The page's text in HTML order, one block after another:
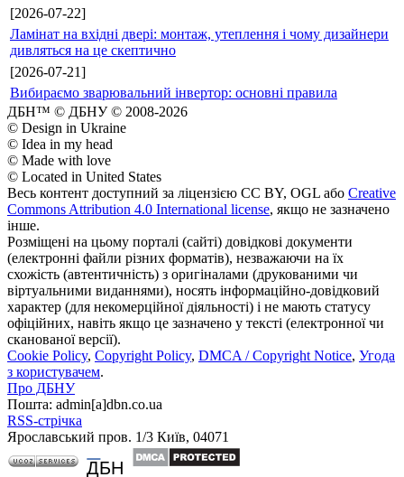
[2026-07-22]
Ламінат на вхідні двері: монтаж, утеплення і чому дизайнери
дивляться на це скептично
[2026-07-21]
Вибираємо зварювальний інвертор: основні правила
ДБН™ © ДБНУ © 2008-2026
© Design in Ukraine
© Idea in my head
© Made with love
© Located in United States
Весь контент доступний за ліцензією CC BY, OGL або Creative
Commons Attribution 4.0 International license, якщо не зазначено
інше.
Розміщені на цьому порталі (сайті) довідкові документи
(електронні файли різних форматів), незважаючи на їх
схожість (автентичність) з оригіналами (друкованими чи
віртуальними виданнями), носять інформаційно-довідковий
характер (для некомерційної діяльності) і не мають статусу
офіційних, навіть якщо це зазначено у тексті (електронної чи
сканованої версії).
Cookie Policy, Copyright Policy, DMCA / Copyright Notice, Угода
з користувачем.
Про ДБНУ
Пошта: admin[а]dbn.co.ua
RSS-стрічка
Ярославський пров. 1/3 Київ, 04071